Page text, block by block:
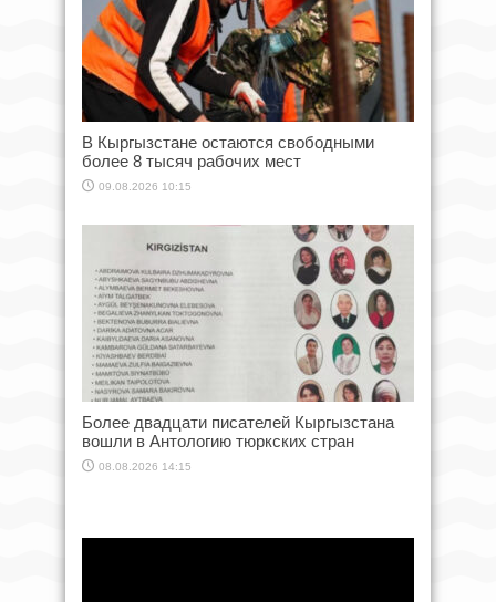
В Кыргызстане остаются свободными
более 8 тысяч рабочих мест
09.08.2026 10:15
Более двадцати писателей Кыргызстана
вошли в Антологию тюркских стран
08.08.2026 14:15